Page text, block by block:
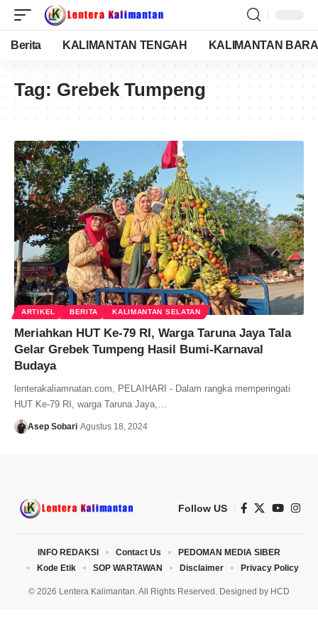
Berita KALIMANTAN TENGAH KALIMANTAN
Tag: Grebek Tumpeng
ARTIKEL BERITA KALIMANTAN SELATAN
Meriahkan HUT Ke-79 RI, Warga Taruna Jaya Tala
Gelar Grebek Tumpeng Hasil Bumi-Karnaval
Budaya
lenterakaliamnatan.com, PELAIHARI - Dalam rangka memperingati
HUT Ke-79 RI, warga Taruna Jaya,…
Asep Sobari Agustus 18, 2024
Follow US
© 2026 Lentera Kalimantan. All Rights Reserved. Designed by HCD
INFO REDAKSI Contact Us
PEDOMAN MEDIA SIBER
Kode Etik
SOP WARTAWAN Disclaimer Privacy Policy